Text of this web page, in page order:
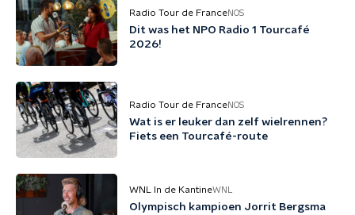
Radio Tour de FranceNOS
Dit was het NPO Radio 1 Tourcafé
2026!
Radio Tour de FranceNOS
Wat is er leuker dan zelf wielrennen?
Fiets een Tourcafé-route
WNL In de KantineWNL
Olympisch kampioen Jorrit Bergsma